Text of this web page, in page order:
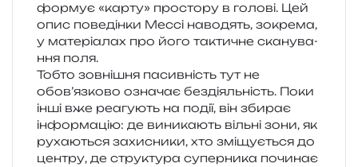
фор­мує «карту» про­сто­ру в голо­ві. Цей
опис пове­дін­ки Мессі наво­дять, зокре­ма,
у мате­рі­а­лах про його такти­чне ска­ну­ва­
н­ня поля.
Тобто зов­ні­шня пасив­ність тут не
обов’язково озна­чає без­ді­яль­ність. Поки
інші вже реа­гу­ють на події, він зби­рає
інфор­ма­цію: де вини­ка­ють віль­ні зони, як
руха­ю­ться захи­сни­ки, хто змі­щу­є­ться до
цен­тру, де стру­кту­ра супер­ни­ка почи­нає